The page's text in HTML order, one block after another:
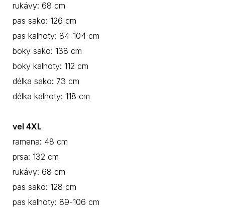
rukávy: 68 cm
pas sako: 126 cm
pas kalhoty: 84-104 cm
boky sako: 138 cm
boky kalhoty: 112 cm
délka sako: 73 cm
délka kalhoty: 118 cm
vel 4XL
ramena: 48 cm
prsa: 132 cm
rukávy: 68 cm
pas sako: 128 cm
pas kalhoty: 89-106 cm